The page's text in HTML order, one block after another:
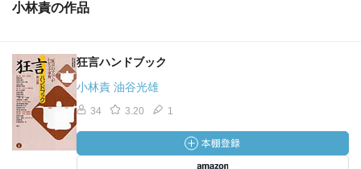
小林責の作品
狂言ハンドブック
小林責 油谷光雄
34 3.20 1